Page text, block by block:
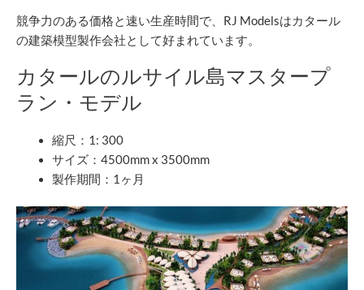
競争力のある価格と速い生産時間で、RJ Modelsはカタール
の建築模型製作会社として好まれています。
カタールのルサイル島マスタープ
ラン・モデル
縮尺：1: 300
サイズ：4500mm x 3500mm
製作期間：1ヶ月